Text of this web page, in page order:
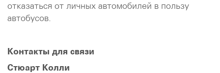
отказаться от личных автомобилей в пользу
автобусов.
Контакты для связи
Стюарт Колли